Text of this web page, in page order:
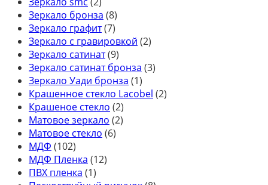
Зеркало бронза (8)
Зеркало графит(7)
Зеркало с гравировкой (2)
Зеркало сатинат(9)
Зеркало сатинат бронза (3)
Зеркало Уади бронза (1)
Крашенное стекло Lacobel (2)
Крашеное стекло (2)
Матовое зеркало (2)
Матовое стекло (6)
МДФ (102)
МДФ Пленка (12)
ПВХ пленка (1)